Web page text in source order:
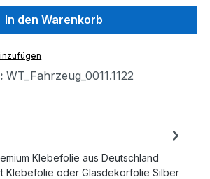
In den Warenkorb
WT_Fahrzeug_0011.1122
Klebefolie aus Deutschland
Klebefolie oder Glasdekorfolie Silber